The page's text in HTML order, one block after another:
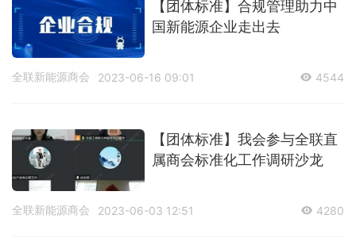
【团体标准】合规管理助力中
国新能源企业走出去
全联新能源商会 2023-06-16 09:01 4544
【团体标准】我会参与全联直
属商会标准化工作调研沙龙
全联新能源商会 2023-06-03 12:51 4280